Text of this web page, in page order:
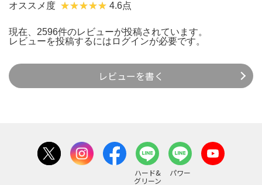
オススメ度 4.6点
現在、2596件のレビューが投稿されています。
レビューを投稿するには ログインが必要です。
レビューを書く
ハード&
グリーン
パワー